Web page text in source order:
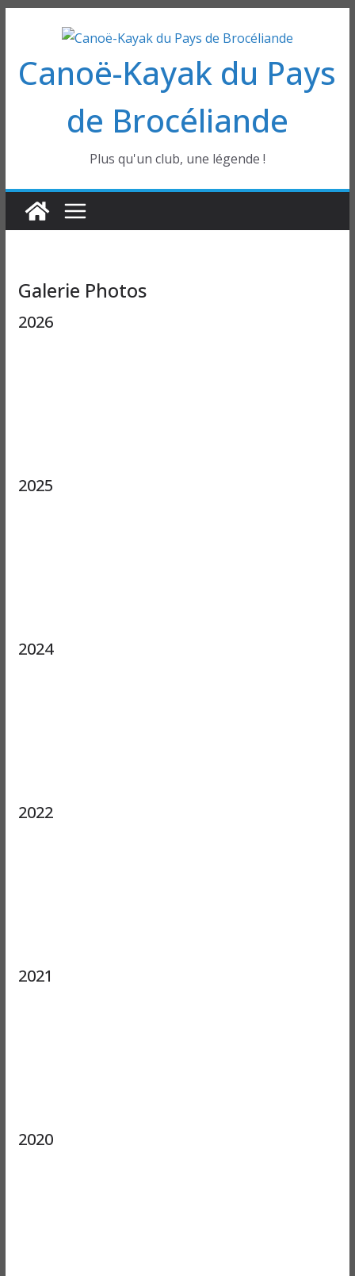
contenu
Canoë-Kayak du Pays
de Brocéliande
Plus qu'un club, une légende !
Galerie Photos
2026
2025
2024
2022
2021
2020